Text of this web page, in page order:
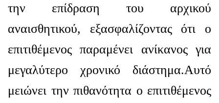
την επίδραση του αρχικού
αναισθητικού, εξασφαλίζοντας ότι ο
επιτιθέμενος παραμένει ανίκανος για
μεγαλύτερο χρονικό διάστημα.Αυτό
μειώνει την πιθανότητα ο επιτιθέμενος